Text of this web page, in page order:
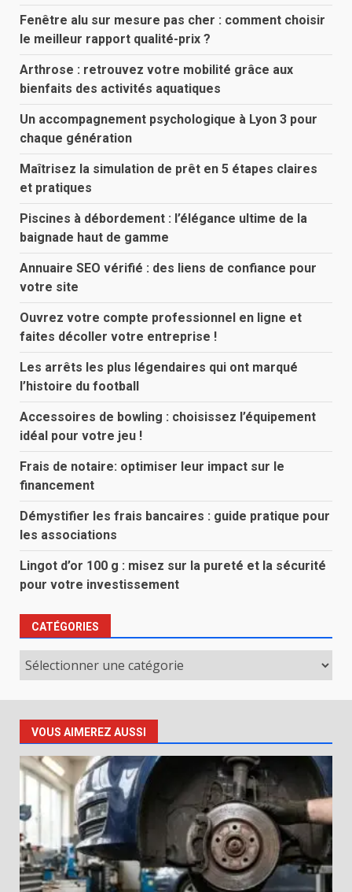
Fenêtre alu sur mesure pas cher : comment choisir
le meilleur rapport qualité-prix ?
Arthrose : retrouvez votre mobilité grâce aux
bienfaits des activités aquatiques
Un accompagnement psychologique à Lyon 3 pour
chaque génération
Maîtrisez la simulation de prêt en 5 étapes claires
et pratiques
Piscines à débordement : l’élégance ultime de la
baignade haut de gamme
Annuaire SEO vérifié : des liens de confiance pour
votre site
Ouvrez votre compte professionnel en ligne et
faites décoller votre entreprise !
Les arrêts les plus légendaires qui ont marqué
l’histoire du football
Accessoires de bowling : choisissez l’équipement
idéal pour votre jeu !
Frais de notaire: optimiser leur impact sur le
financement
Démystifier les frais bancaires : guide pratique pour
les associations
Lingot d’or 100 g : misez sur la pureté et la sécurité
pour votre investissement
CATÉGORIES
Catégories
VOUS AIMEREZ AUSSI